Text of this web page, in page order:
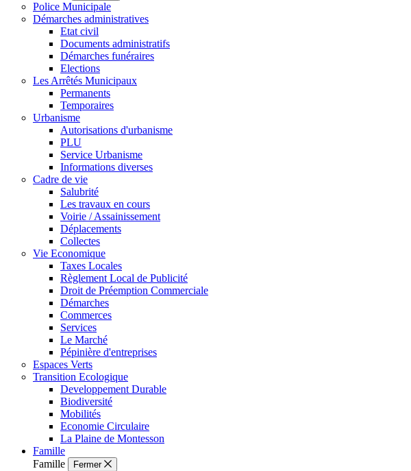
Police Municipale
Démarches administratives
Etat civil
Documents administratifs
Démarches funéraires
Elections
Les Arrêtés Municipaux
Permanents
Temporaires
Urbanisme
Autorisations d'urbanisme
PLU
Service Urbanisme
Informations diverses
Cadre de vie
Salubrité
Les travaux en cours
Voirie / Assainissement
Déplacements
Collectes
Vie Economique
Taxes Locales
Règlement Local de Publicité
Droit de Préemption Commerciale
Démarches
Commerces
Services
Le Marché
Pépinière d'entreprises
Espaces Verts
Transition Ecologique
Developpement Durable
Biodiversité
Mobilités
Economie Circulaire
La Plaine de Montesson
Famille
Famille
Fermer